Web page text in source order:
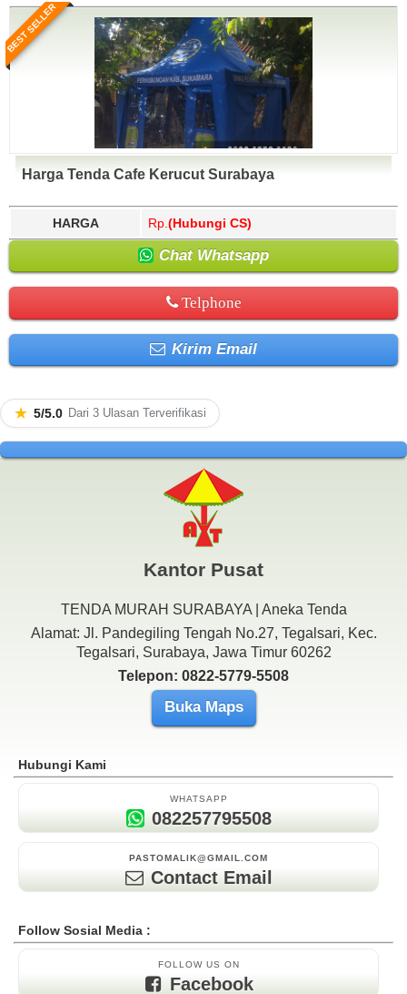
BEST SELLER
Harga Tenda Cafe Kerucut Surabaya
HARGA Rp. (Hubungi CS)
Chat Whatsapp
Telphone
Kirim Email
★ 5/5.0 Dari 3 Ulasan Terverifikasi
Kantor Pusat
TENDA MURAH SURABAYA | Aneka Tenda
Alamat: Jl. Pandegiling Tengah No.27, Tegalsari, Kec.
Tegalsari, Surabaya, Jawa Timur 60262
Telepon: 0822-5779-5508
Buka Maps
Hubungi Kami
WHATSAPP
082257795508
PASTOMALIK@GMAIL.COM
Contact Email
Follow Sosial Media :
FOLLOW US ON
Facebook